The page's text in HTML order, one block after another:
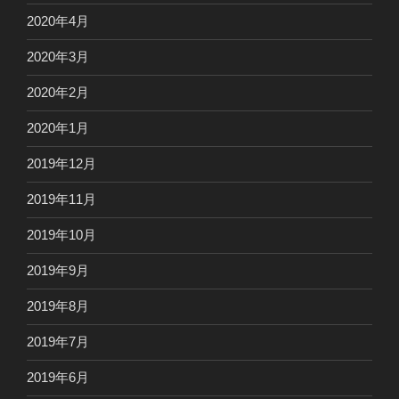
2020年4月
2020年3月
2020年2月
2020年1月
2019年12月
2019年11月
2019年10月
2019年9月
2019年8月
2019年7月
2019年6月